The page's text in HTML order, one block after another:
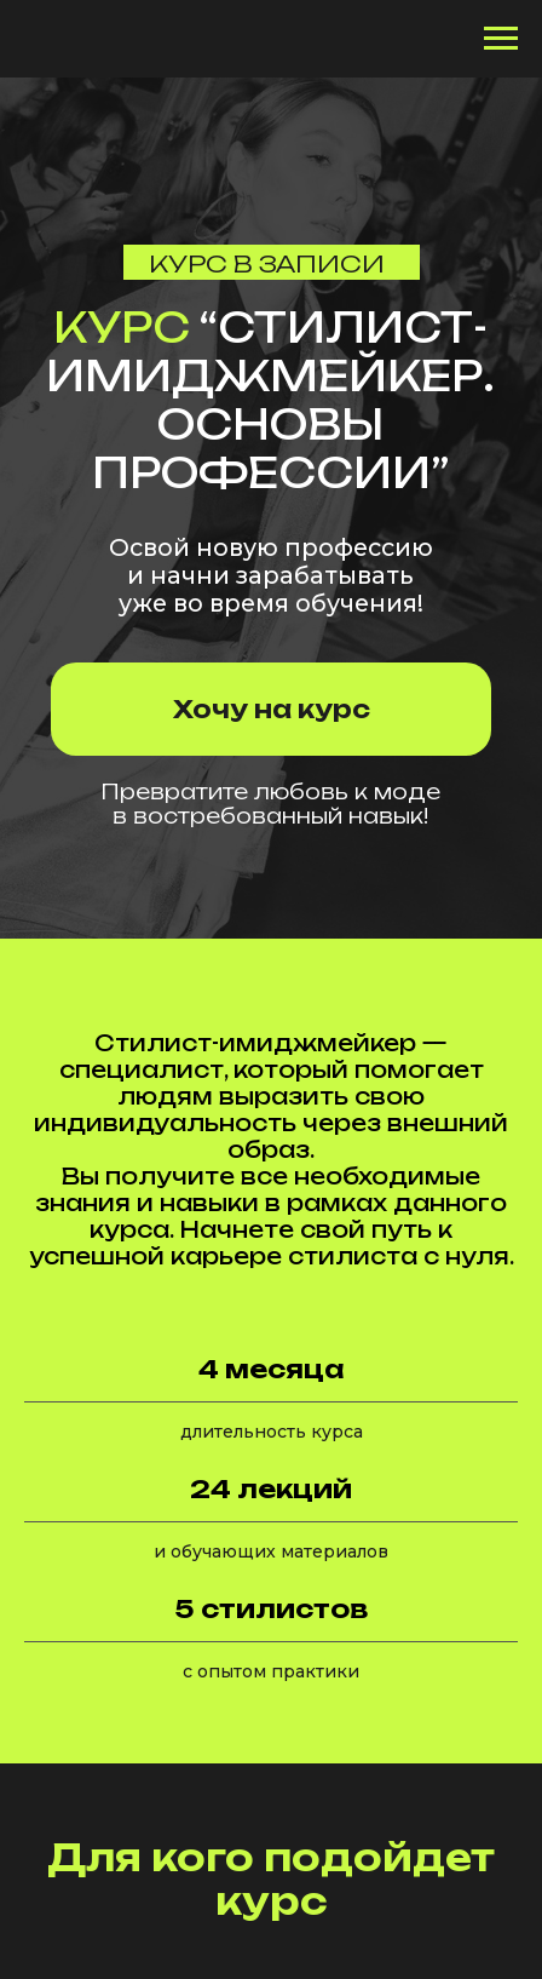
Превратите любовь к моде
в востребованный навык!
КУРС В ЗАПИСИ
Освой новую профессию
и начни зарабатывать
уже во время обучения!
КУРС
“СТИЛИСТ-
ИМИДЖМЕЙКЕР.
ОСНОВЫ
ПРОФЕССИИ”
Хочу на курс
Стилист-имиджмейкер —
специалист, который помогает
людям выразить свою
индивидуальность через внешний
образ.
Вы получите все необходимые
знания и навыки в рамках данного
курса. Начнете свой путь к
успешной карьере стилиста с нуля.
4 месяца
длительность курса
24 лекций
и обучающих материалов
5 стилистов
с опытом практики
Для кого подойдет
курс